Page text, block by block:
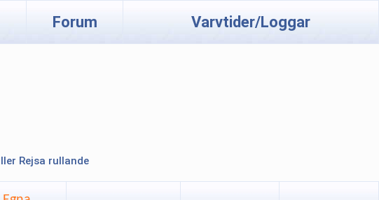
Forum Varvtider/Loggar
Rejsa rullande